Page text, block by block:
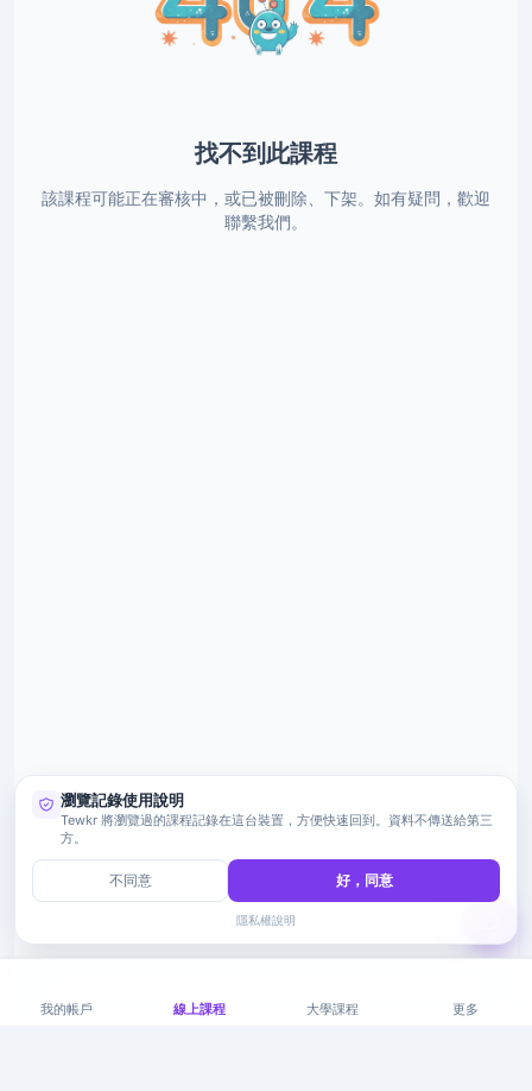
找不到此課程
該課程可能正在審核中，或已被刪除、下架。如有疑問，歡迎
聯繫我們。
我的帳戶 線上課程 大學課程 更多
瀏覽記錄使用說明
Tewkr 將瀏覽過的課程記錄在這台裝置，方便快速回到。資料不傳送給第三
方。
不同意 好，同意
隱私權說明